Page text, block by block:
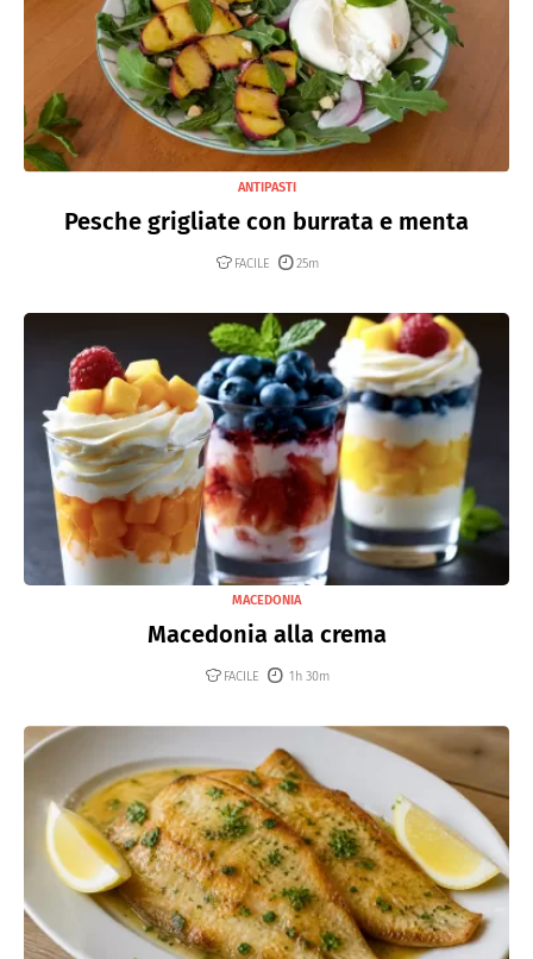
ANTIPASTI
Pesche grigliate con burrata e menta
FACILE 25m
MACEDONIA
Macedonia alla crema
FACILE 1h 30m